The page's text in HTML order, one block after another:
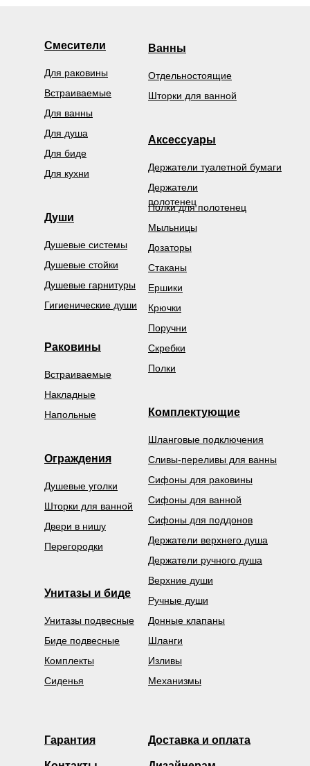
Смесители
Души
Душевые гарнитуры
Душевые системы
Гигиенические души
Поручни
Скребки
Дозаторы
Полки
Стаканы
Ершики
Верхние души
Ручные души
Крючки
Держатели
полотенец
Мыльницы
Держатели туалетной бумаги
Полки для полотенец
Сифоны для поддонов
Держатели верхнего душа
Держатели ручного душа
Механизмы
Донные клапаны
Шланги
Изливы
Сливы-переливы для ванны
Сифоны для ванной
Шланговые подключения
Сифоны для раковины
Унитазы и биде
Унитазы подвесные
Биде подвесные
Комплекты
Раковины
Встраиваемые
Накладные
Напольные
Встраиваемые
Для биде
Для ванны
Для душа
Для раковины
Для кухни
Ванны
Отдельностоящие
Шторки для ванной
Ограждения
Душевые уголки
Шторки для ванной
Двери в нишу
Перегородки
Аксессуары
Комплектующие
Доставка и оплата
Гарантия
Душевые стойки
Сиденья